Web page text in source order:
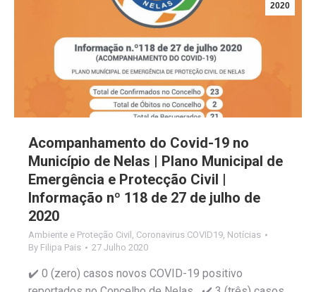
2020
Acompanhamento do Covid-19 no
Município de Nelas | Plano Municipal de
Emergência e Protecção Civil |
Informação nº 118 de 27 de julho de
2020
Ambiente e Proteção Civil , Coronavirus COVID19, Notícias
By Filipa Pais 27 Julho 2020
✔️ 0 (zero) casos novos COVID-19 positivo